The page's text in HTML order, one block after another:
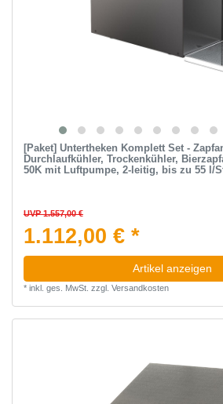
[Paket] Untertheken Komplett Set -
Durchlaufkühler, Trockenkühler,
50K mit Luftpumpe, 2-leitig, bis zu 55 l/
UVP 1.557,00 €
1.112,00 € *
Artikel anzeigen
* inkl. ges. MwSt. zzgl. Versandkosten